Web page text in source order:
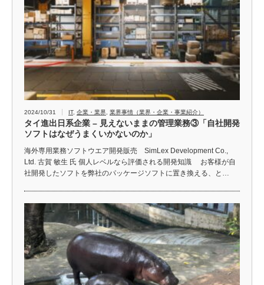
2024/10/31 IT, 企業・業界 業界事情（業界・企業・事業紹介）
タイ進出日系企業 – 見えないままの管理業務③「自社開発
ソフトはなぜうまくいかないのか」
海外専用業務ソフトウエア開発販売 SimLex Development Co.,
Ltd. 古賀 敏生 氏 個人レベルなら評価される開発知識 お客様が自
社開発したソフトを弊社のパッケージソフトに置き換える、と…